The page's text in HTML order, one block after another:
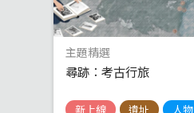
主題精選
尋跡：考古行旅
新上線 遺址 人物